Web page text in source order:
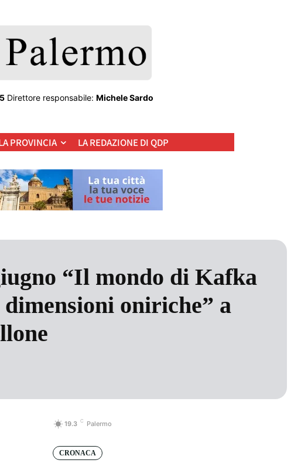
Direttore responsabile: Michele Sardo
PROVINCIA LA REDAZIONE DI QDP
“Il mondo di Kafka
oniriche” a
19.3 C Palermo
CRONACA